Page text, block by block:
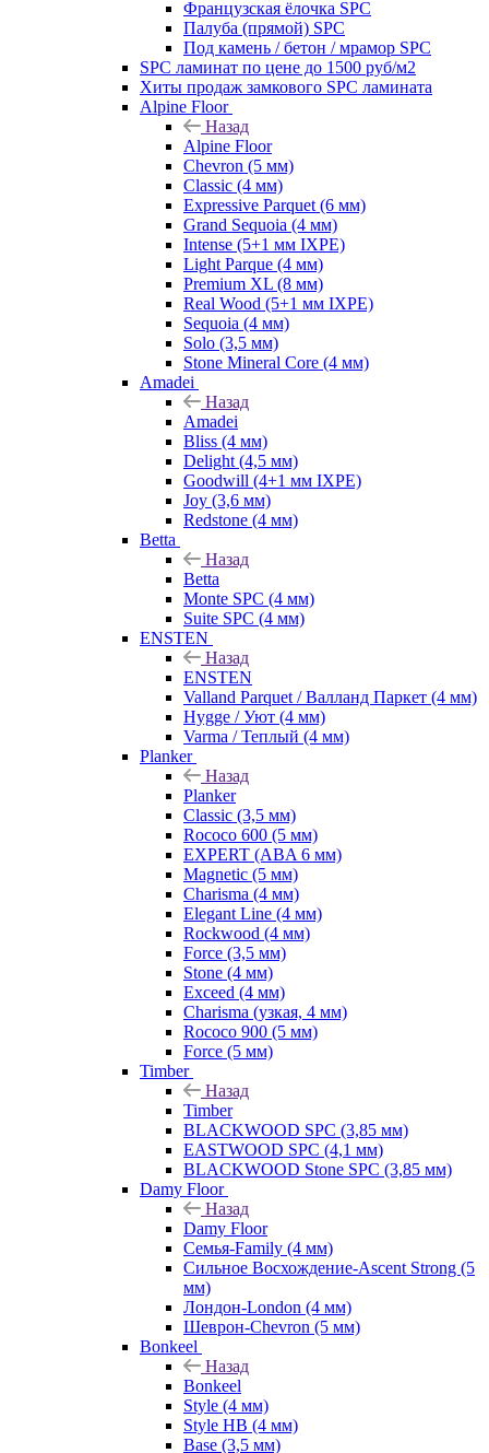
Французская ёлочка SPC
Палуба (прямой) SPC
Под камень / бетон / мрамор SPC
SPC ламинат по цене до 1500 руб/м2
Хиты продаж замкового SPC ламината
Alpine Floor
Назад
Alpine Floor
Chevron (5 мм)
Classic (4 мм)
Expressive Parquet (6 мм)
Grand Sequoia (4 мм)
Intense (5+1 мм IXPE)
Light Parque (4 мм)
Premium XL (8 мм)
Real Wood (5+1 мм IXPE)
Sequoia (4 мм)
Solo (3,5 мм)
Stone Mineral Core (4 мм)
Amadei
Назад
Amadei
Bliss (4 мм)
Delight (4,5 мм)
Goodwill (4+1 мм IXPE)
Joy (3,6 мм)
Redstone (4 мм)
Betta
Назад
Betta
Monte SPC (4 мм)
Suite SPC (4 мм)
ENSTEN
Назад
ENSTEN
Valland Parquet / Валланд Паркет (4 мм)
Hygge / Уют (4 мм)
Varma / Теплый (4 мм)
Planker
Назад
Planker
Classic (3,5 мм)
Rococo 600 (5 мм)
EXPERT (ABA 6 мм)
Magnetic (5 мм)
Charisma (4 мм)
Elegant Line (4 мм)
Rockwood (4 мм)
Force (3,5 мм)
Stone (4 мм)
Exceed (4 мм)
Charisma (узкая, 4 мм)
Rococo 900 (5 мм)
Force (5 мм)
Timber
Назад
Timber
BLACKWOOD SPC (3,85 мм)
EASTWOOD SPC (4,1 мм)
BLACKWOOD Stone SPC (3,85 мм)
Damy Floor
Назад
Damy Floor
Семья-Family (4 мм)
Сильное Восхождение-Ascent Strong (5
мм)
Лондон-London (4 мм)
Шеврон-Chevron (5 мм)
Bonkeel
Назад
Bonkeel
Style (4 мм)
Style HB (4 мм)
Base (3,5 мм)